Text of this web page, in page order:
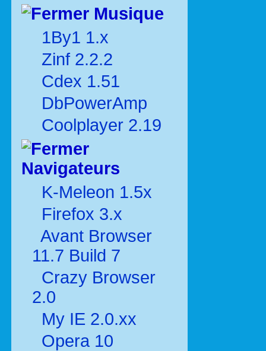
Musique
1By1 1.x
Zinf 2.2.2
Cdex 1.51
DbPowerAmp
Coolplayer 2.19
Navigateurs
K-Meleon 1.5x
Firefox 3.x
Avant Browser
11.7 Build 7
Crazy Browser
2.0
My IE 2.0.xx
Opera 10